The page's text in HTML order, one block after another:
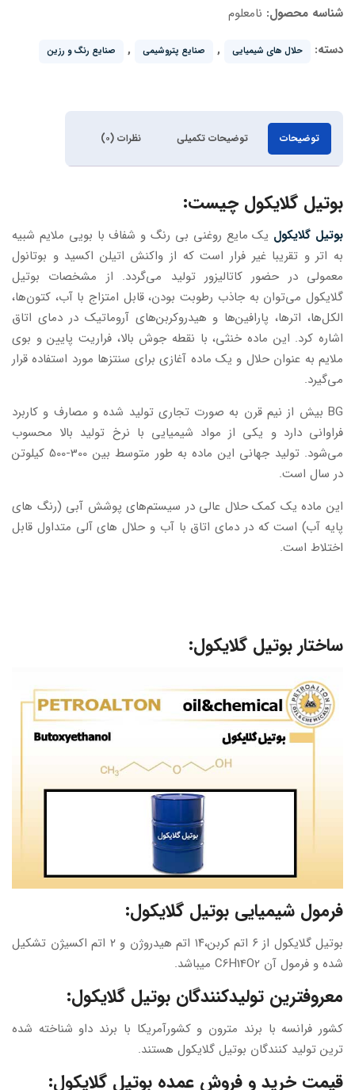
شناسه محصول: نامعلوم
دسته:
حلال های شیمیایی , صنایع پتروشیمی , صنایع رنگ و رزین
توضیحات توضیحات تکمیلی نظرات (۰)
بوتیل گلایکول چیست:
بوتیل گلایکول یک مایع روغنی بی رنگ و شفاف با بویی ملایم شبیه
به اتر و تقریبا غیر فرار است که از واکنش اتیلن اکسید و بوتانول
معمولی در حضور کاتالیزور تولید می‌گردد. از مشخصات بوتیل
گلایکول می‌توان به جاذب رطوبت بودن، قابل امتزاج با آب، کتون‌ها،
الکل‌ها، اترها، پارافین‌ها و هیدروکربن‌های آروماتیک در دمای اتاق
اشاره کرد. این ماده خنثی، با نقطه جوش بالا، فراریت پایین و بوی
ملایم به عنوان حلال و یک ماده آغازی برای سنتزها مورد استفاده قرار
می‌گیرد.
BG بیش از نیم قرن به صورت تجاری تولید شده و مصارف و کاربرد
فراوانی دارد و یکی از مواد شیمیایی با نرخ تولید بالا محسوب
می‌شود. تولید جهانی این ماده به طور متوسط بین 300-500 کیلوتن
در سال است.
این ماده یک کمک حلال عالی در سیستم‌های پوشش آبی (رنگ های
پایه آب) است که در دمای اتاق با آب و حلال های آلی متداول قابل
اختلاط است.
ساختار بوتیل گلایکول:
فرمول شیمیایی بوتیل گلایکول:
بوتیل گلایکول از ۶ اتم کربن،۱۴ اتم هیدروژن و ۲ اتم اکسیژن تشکیل
شده و فرمول آن C6H14O2 میباشد.
معروفترین تولیدکنندگان بوتیل گلایکول:
کشور فرانسه با برند مترون و کشورآمریکا با برند داو شناخته شده
ترین تولید کنندگان بوتیل گلایکول هستند.
قیمت خرید و فروش عمده بوتیل گلایکول: